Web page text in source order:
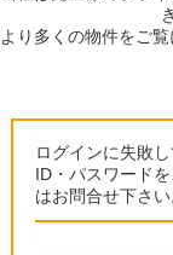
より多くの物件をご
ログインに失敗
ID・パスワード
はお問合せ下さい